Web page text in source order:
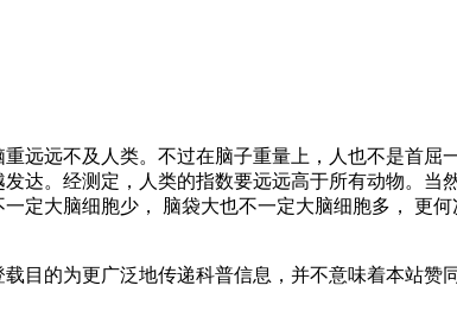
远远不及人类。不过在脑子重量上，人也不是首
达。经测定，人类的指数要远远高于所有动物。当
定大脑细胞少， 脑袋大也不一定大脑细胞多， 更
目的为更广泛地传递科普信息，并不意味着本站